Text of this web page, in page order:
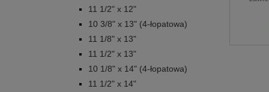
11 1/2" x 12"
10 3/8" x 13" (4-łopatowa)
11 1/8" x 13"
11 1/2" x 13"
10 1/8" x 14" (4-łopatowa)
11 1/2" x 14"